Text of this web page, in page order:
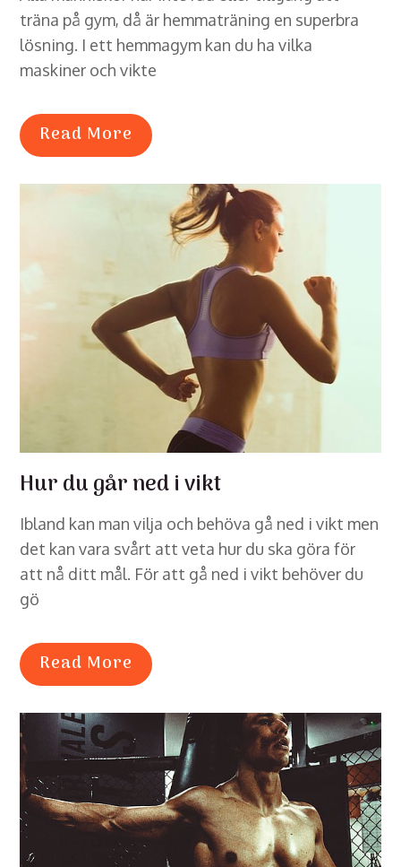
träna på gym, då är hemmaträning en superbra
lösning. I ett hemmagym kan du ha vilka
maskiner och vikte
Read More
Hur du går ned i vikt
Ibland kan man vilja och behöva gå ned i vikt men
det kan vara svårt att veta hur du ska göra för
att nå ditt mål. För att gå ned i vikt behöver du
gö
Read More